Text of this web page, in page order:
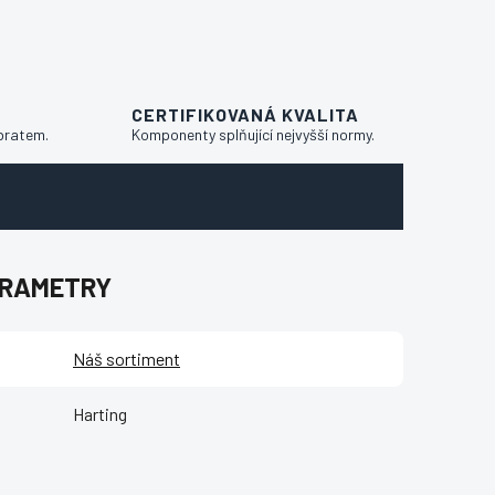
CERTIFIKOVANÁ KVALITA
Komponenty splňující nejvyšší normy.
Náš sortiment
Harting